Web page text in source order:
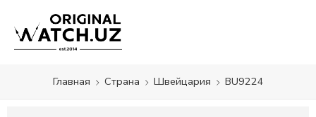
Главная Страна Швейцария BU9224